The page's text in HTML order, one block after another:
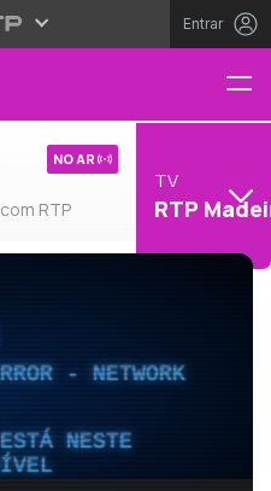
Entrar
RTP
NO AR
TV
RTP
- NETWORK
NESTE